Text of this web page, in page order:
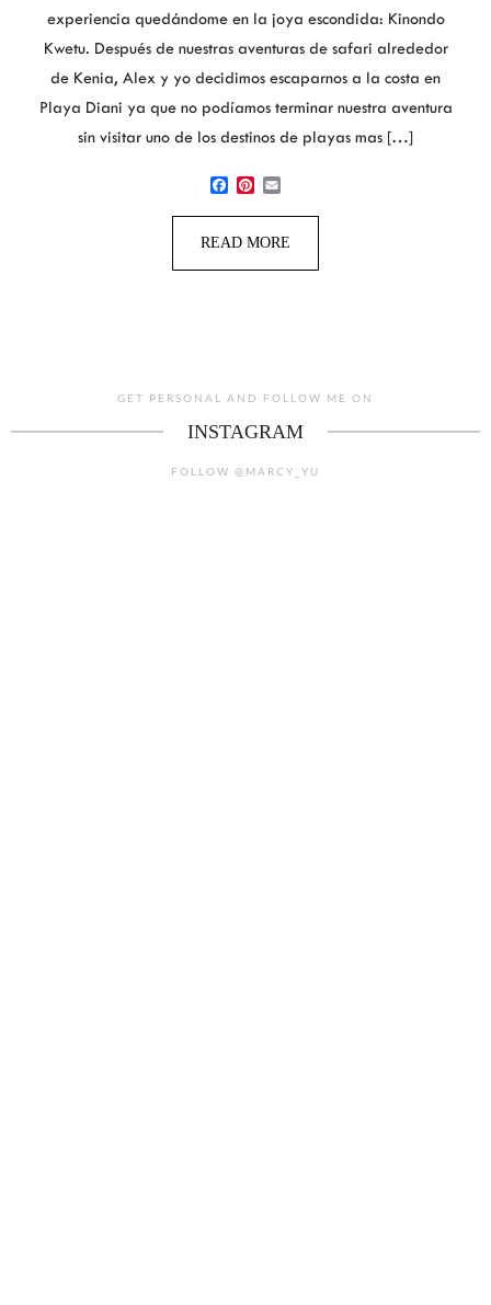
experiencia quedándome en la joya escondida: Kinondo
Kwetu. Después de nuestras aventuras de safari alrededor
de Kenia, Alex y yo decidimos escaparnos a la costa en
Playa Diani ya que no podíamos terminar nuestra aventura
sin visitar uno de los destinos de playas mas […]
READ MORE
GET PERSONAL AND FOLLOW ME ON
INSTAGRAM
FOLLOW @MARCY_YU